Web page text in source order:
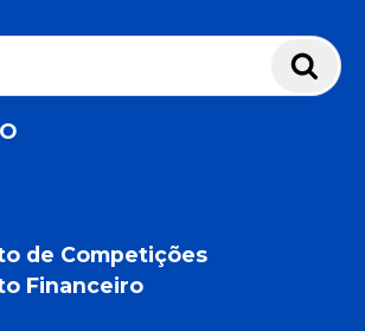
de Competições
Financeiro